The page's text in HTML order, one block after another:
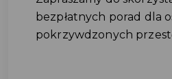
bezpłatnych porad dla
pokrzywdzonych